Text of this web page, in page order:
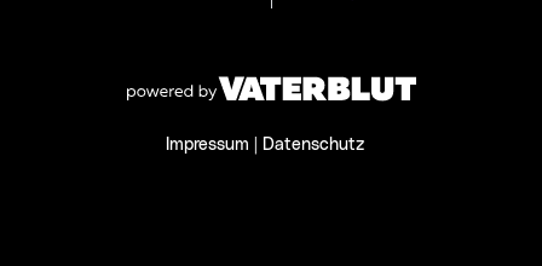
Impressum | Datenschutz